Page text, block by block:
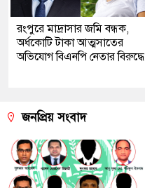
রংপুরে মাদ্রাসার জমি বন্ধক,
অর্ধকোটি টাকা আত্মসাতের
অভিযোগ বিএনপি নেতার বিরুদ্ধে
জনপ্রিয় সংবাদ